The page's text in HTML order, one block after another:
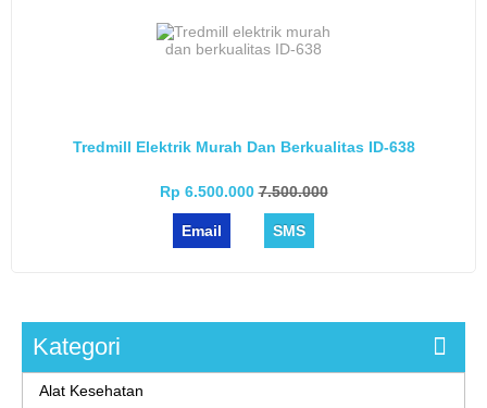
Tredmill Elektrik Murah Dan Berkualitas ID-638
Rp 6.500.0007.500.000
Email SMS
Kategori
Alat Kesehatan